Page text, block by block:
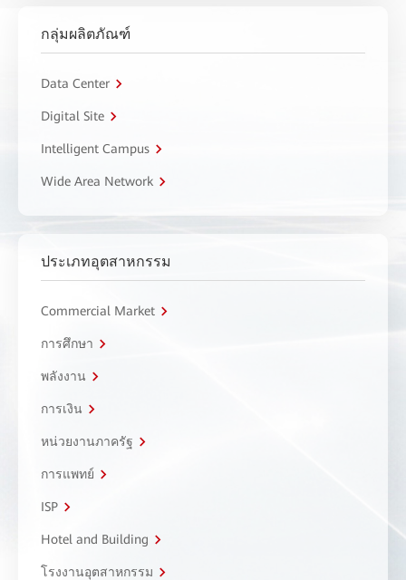
กลุ่มผลิตภัณฑ์
Data Center
Digital Site
Intelligent Campus
Wide Area Network
ประเภทอุตสาหกรรม
Commercial Market
การศึกษา
พลังงาน
การเงิน
หน่วยงานภาครัฐ
การแพทย์
ISP
Hotel and Building
โรงงานอุตสาหกรรม